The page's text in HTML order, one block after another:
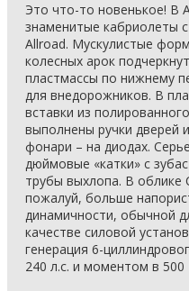
Это что-то новенькое! В
знаменитые кабриолеты
Allroad. Мускулистые
колесных арок
пластмассы по нижнему
для внедорожников. В
вставки из
выполнены ручки дверей
фонари – на диодах.
дюймовые «катки» с
трубы выхлопа. В облике
пожалуй, больше
динамичности, обычной
качестве силовой
генерация 6-
240 л.с. и моментом в 500